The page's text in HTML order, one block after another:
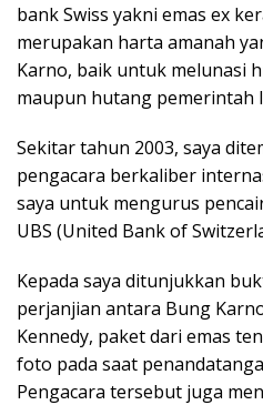
bank Swiss yakni emas ex
merupakan harta amanah
Karno, baik untuk melunasi
maupun hutang pemerintah
Sekitar tahun 2003, saya
pengacara berkaliber
saya untuk mengurus
UBS (United Bank of
Kepada saya ditunjukkan
perjanjian antara Bung
Kennedy, paket dari emas
foto pada saat
Pengacara tersebut juga